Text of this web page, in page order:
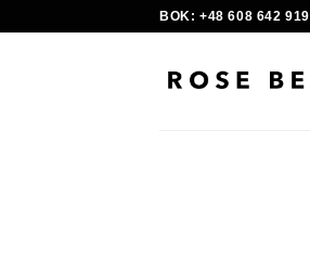
BOK: +48 608 642 919